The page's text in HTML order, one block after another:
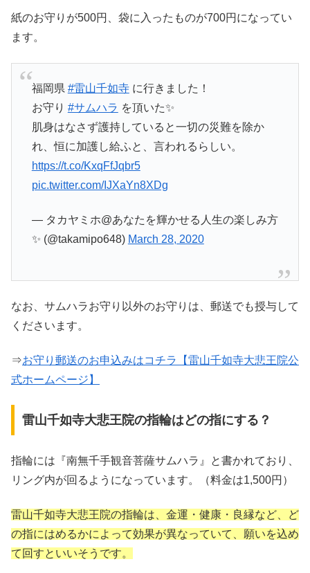
紙のお守りが500円、袋に入ったものが700円になってい
ます。
福岡県 #雷山千如寺に行きました！
お守り #サムハラ を頂いた✨
肌身はなさず護持していると一切の災難を除か
れ、恒に加護し給ふと、言われるらしい。
https://t.co/KxqFfJqbr5
pic.twitter.com/IJXaYn8XDg
— タカヤミホ@あなたを輝かせる人生の楽しみ方
✨ (@takamipo648) March 28, 2020
なお、サムハラお守り以外のお守りは、郵送でも授与して
くださいます。
⇒お守り郵送のお申込みはコチラ【雷山千如寺大悲王院公
式ホームページ】
雷山千如寺大悲王院の指輪はどの指にする？
指輪には『南無千手観音菩薩サムハラ』と書かれており、
リング内が回るようになっています。（料金は1,500円）
雷山千如寺大悲王院の指輪は、金運・健康・良縁など、ど
の指にはめるかによって効果が異なっていて、願いを込め
て回すといいそうです。